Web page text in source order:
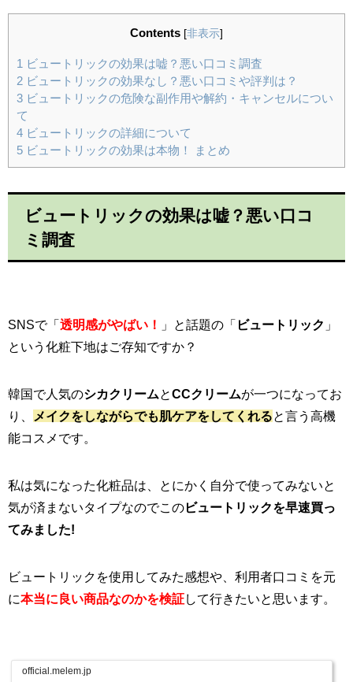
Contents [非表示]
1
ビュートリックの効果は嘘？悪い口コミ調査
2 ビュートリックの効果なし？悪い口コミや評判は？
3 ビュートリックの危険な副作用や解約・キャンセルについ
て
4 ビュートリックの詳細について
5 ビュートリックの効果は本物！ まとめ
ビュートリックの効果は嘘？悪い口コ
ミ調査
SNSで「 透明感がやばい！ 」と話題の「 ビュートリック 」
という化粧下地はご存知ですか？
韓国で人気のシカクリーム とCCクリームが一つになってお
り、
メイクをしながらでも肌ケアをしてくれる と言う高機
能コスメです。
私は気になった化粧品は、とにかく自分で使ってみないと
気が済まないタイプなのでこのビュートリックを早速買っ
てみました!
ビュートリックを使用してみた感想や、利用者口コミを元
に本当に良い商品なのかを検証して行きたいと思います。
official.melem.jp